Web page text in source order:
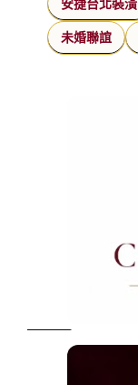
安捷台北裝潢
未婚聯誼